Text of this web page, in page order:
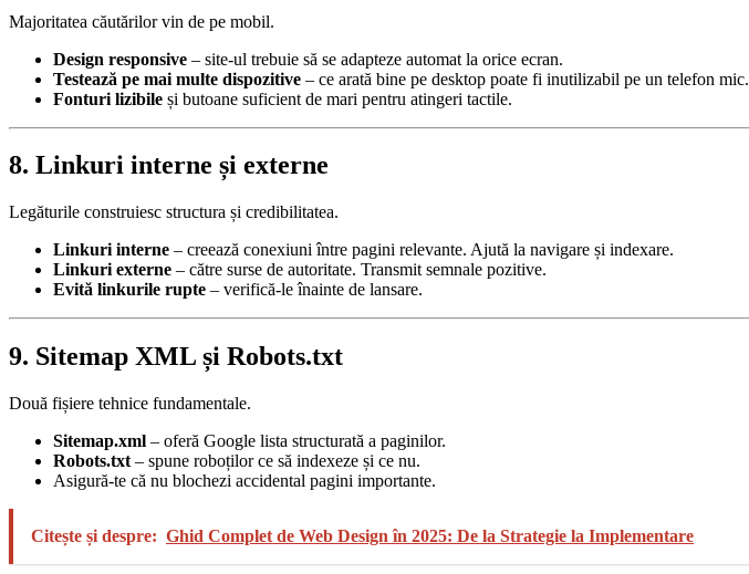
Majoritatea căutărilor vin de pe mobil.
Design responsive – site-ul trebuie să se adapteze automat la orice ecran.
Testează pe mai multe dispozitive – ce arată bine pe desktop poate fi inutilizabil pe un telefon mic.
Fonturi lizibile și butoane suficient de mari pentru atingeri tactile.
8. Linkuri interne și externe
Legăturile construiesc structura și credibilitatea.
Linkuri interne – creează conexiuni între pagini relevante. Ajută la navigare și indexare.
Linkuri externe – către surse de autoritate. Transmit semnale pozitive.
Evită linkurile rupte – verifică-le înainte de lansare.
9. Sitemap XML și Robots.txt
Două fișiere tehnice fundamentale.
Sitemap.xml – oferă Google lista structurată a paginilor.
Robots.txt – spune roboților ce să indexeze și ce nu.
Asigură-te că nu blochezi accidental pagini importante.
Citește și despre: Ghid Complet de Web Design în 2025: De la Strategie la Implementare